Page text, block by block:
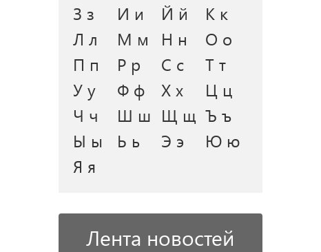
З з
И и Й й
К к
Л л
М м Н н
О о
П п
Р р С с
Т т
У у
Ф ф Х х
Ц ц
Ч ч
Ш ш Щ щ Ъ ъ
Ы ы
Ь ь Э э
Ю ю
Я я
Лента новостей